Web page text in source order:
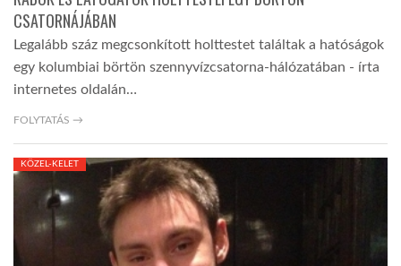
CSATORNÁJÁBAN
Legalább száz megcsonkított holttestet találtak a hatóságok
egy kolumbiai börtön szennyvízcsatorna-hálózatában - írta
internetes oldalán…
FOLYTATÁS →
KÖZEL-KELET